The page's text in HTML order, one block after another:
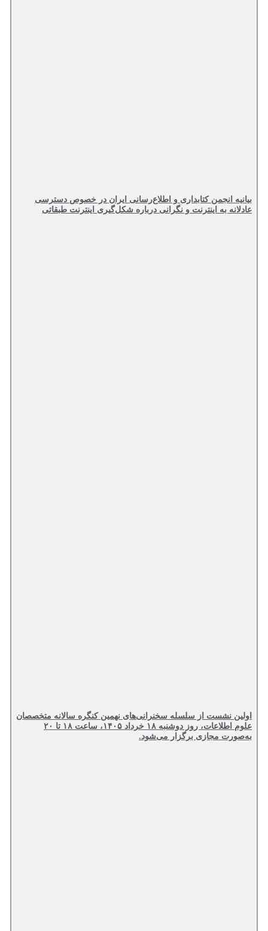
بیانیه انجمن کتابداری و اطلاع‌رسانی ایران در خصوص دسترسی
عادلانه به اینترنت و نگرانی درباره شکل‌گیری اینترنت طبقاتی
اولین نشست از سلسله سخنرانی‌های نهمین کنگره سالانه متخصصان
علوم اطلاعات، روز دوشنبه ۱۸ خرداد ۱۴۰۵، ساعت ۱۸ تا ۲۰
به‌صورت مجازی برگزار می‌شود.